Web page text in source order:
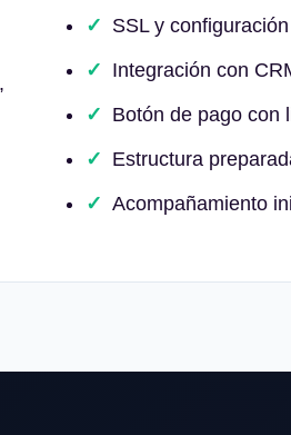
SSL y
Integración con
Botón de pago con
Estructura
Acompañamiento